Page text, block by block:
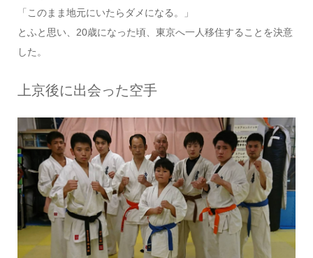
「このまま地元にいたらダメになる。」
とふと思い、20歳になった頃、東京へ一人移住することを決意
した。
上京後に出会った空手